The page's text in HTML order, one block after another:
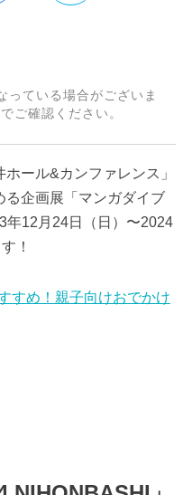
っている場合がございま
ご確認ください。
ール&カンファレンス」
る企画展「マンガダイブ
年12月24日（日）〜2024
！
すめ！親子向けおでかけ